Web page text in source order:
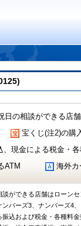
日の相談ができる店舗
宝くじ(注2)の購
、現金による税金・
ATM
海外カ
談ができる店舗はローン
ンバーズ3、ナンバーズ4
振込および税金・各種料